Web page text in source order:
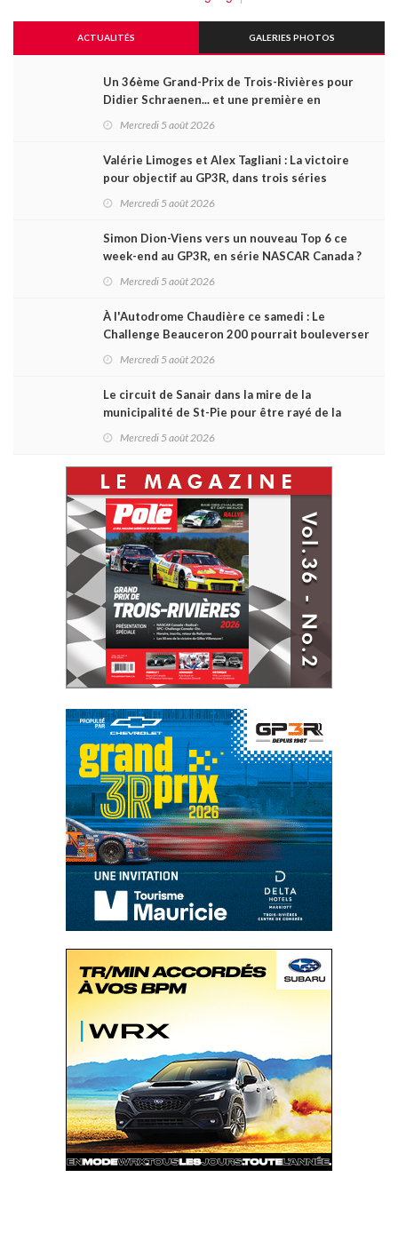
ACTUALITÉS GALERIES PHOTOS
Un 36ème Grand-Prix de Trois-Rivières pour
Didier Schraenen... et une première en
Mercredi 5 août 2026
Valérie Limoges et Alex Tagliani : La victoire
pour objectif au GP3R, dans trois séries
Mercredi 5 août 2026
Simon Dion-Viens vers un nouveau Top 6 ce
week-end au GP3R, en série NASCAR Canada ?
Mercredi 5 août 2026
À l'Autodrome Chaudière ce samedi : Le
Challenge Beauceron 200 pourrait bouleverser
Mercredi 5 août 2026
Le circuit de Sanair dans la mire de la
municipalité de St-Pie pour être rayé de la
Mercredi 5 août 2026